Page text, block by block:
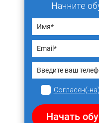
Начните
Согласен(-на)
Начать